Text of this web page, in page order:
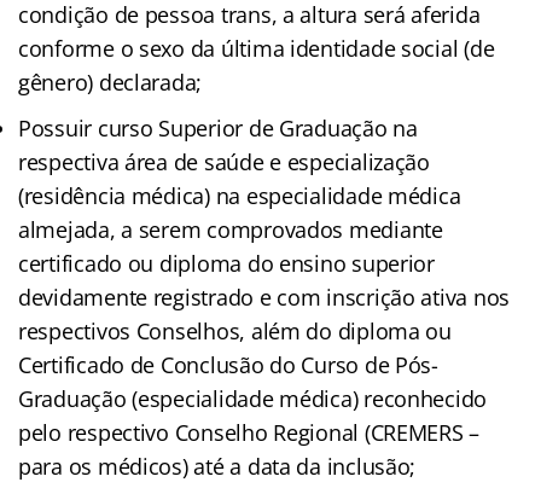
condição de pessoa trans, a altura será aferida
conforme o sexo da última identidade social (de
gênero) declarada;
Possuir curso Superior de Graduação na
respectiva área de saúde e especialização
(residência médica) na especialidade médica
almejada, a serem comprovados mediante
certificado ou diploma do ensino superior
devidamente registrado e com inscrição ativa nos
respectivos Conselhos, além do diploma ou
Certificado de Conclusão do Curso de Pós-
Graduação (especialidade médica) reconhecido
pelo respectivo Conselho Regional (CREMERS –
para os médicos) até a data da inclusão;